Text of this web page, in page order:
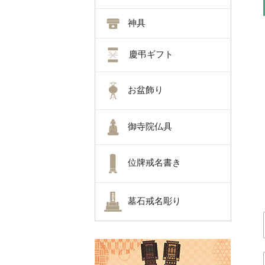
神具
慶弔ギフト
お盆飾り
御寺院仏具
位牌戒名書き
墓石戒名彫り